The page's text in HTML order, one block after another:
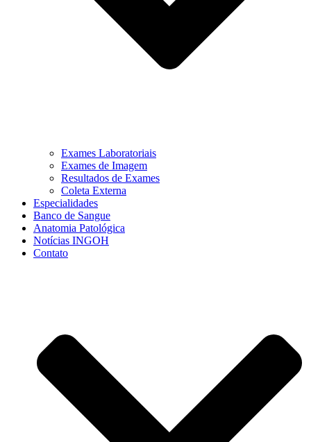
Exames Laboratoriais
Exames de Imagem
Resultados de Exames
Coleta Externa
Especialidades
Banco de Sangue
Anatomia Patológica
Notícias INGOH
Contato